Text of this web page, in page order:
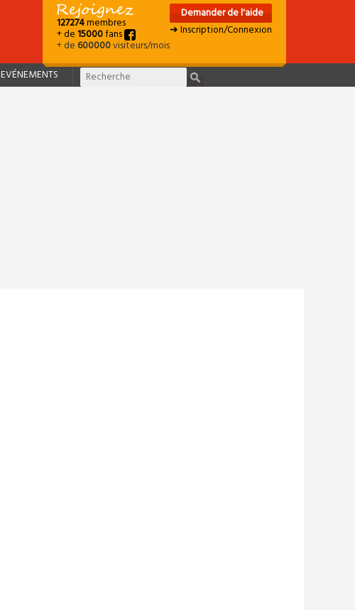
127274membres
+ de15000fans
+ de600000visiteurs/mois
Demander de l'aide
➜ Inscription/Connexion
EVÉNEMENTS